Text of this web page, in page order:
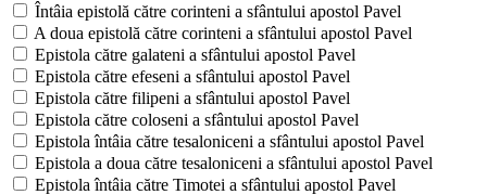
Întâia epistolă către corinteni a sfântului apostol Pavel
A doua epistolă către corinteni a sfântului apostol Pavel
Epistola către galateni a sfântului apostol Pavel
Epistola către efeseni a sfântului apostol Pavel
Epistola către filipeni a sfântului apostol Pavel
Epistola către coloseni a sfântului apostol Pavel
Epistola întâia către tesaloniceni a sfântului apostol Pavel
Epistola a doua către tesaloniceni a sfântului apostol Pavel
Epistola întâia către Timotei a sfântului apostol Pavel